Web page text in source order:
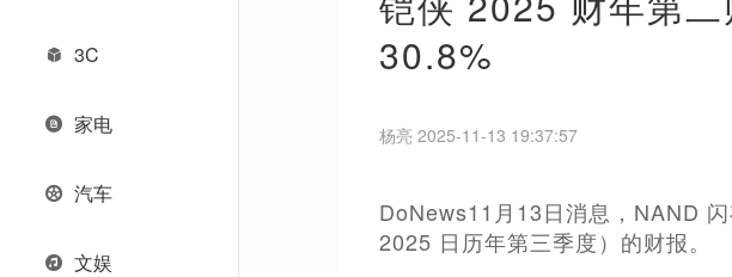
3C
家电
汽车
文娱
30.8%
杨亮 2025-11-13 19:37:57
DoNews11月13日消息，NAND
2025 日历年第三季度）的财报。